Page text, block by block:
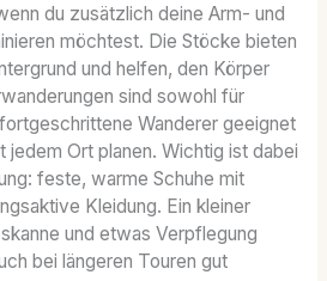
du zusätzlich deine Arm- und
möchtest. Die Stöcke bieten
und helfen, den Körper
sind sowohl für
Wanderer geeignet
jedem Ort planen. Wichtig ist dabei
feste, warme Schuhe mit
Kleidung. Ein kleiner
und etwas Verpflegung
bei längeren Touren gut